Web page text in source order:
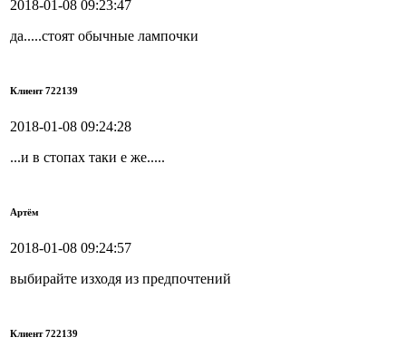
2018-01-08 09:23:47
да.....стоят обычные лампочки
Клиент 722139
2018-01-08 09:24:28
...и в стопах таки е же.....
Артём
2018-01-08 09:24:57
выбирайте изходя из предпочтений
Клиент 722139